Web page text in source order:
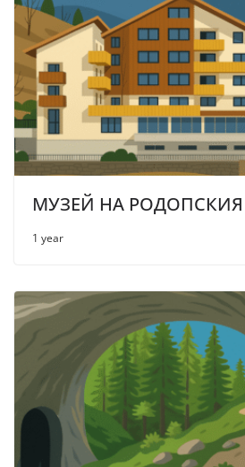
МУЗЕЙ НА РОДОПСКИЯ
1 year